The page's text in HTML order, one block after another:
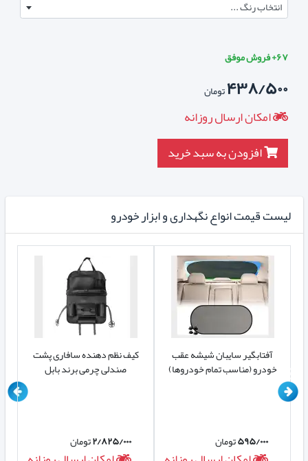
انتخاب رنگ ...
۶۷+ فروش موفق
۴۳۸/۵۰۰تومان
امکان ارسال روزانه
افزودن به سبد خرید
لیست قیمت انواع نگهداری و ابزار خودرو
کیف نظم دهنده سافاری پشت
صندلی چرمی برند بابل
۲/۸۲۵/۰۰۰تومان
آفتابگیر سایبان شیشه عقب
خودرو (مناسب تمام خودروها)
۵۹۵/۰۰۰تومان